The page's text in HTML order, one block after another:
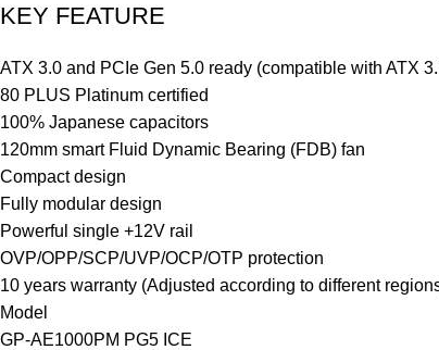
KEY FEATURE
ATX 3.0 and PCIe Gen 5.0 ready (compatible with ATX
80 PLUS Platinum certified
100% Japanese capacitors
120mm smart Fluid Dynamic Bearing (FDB) fan
Compact design
Fully modular design
Powerful single +12V rail
OVP/OPP/SCP/UVP/OCP/OTP protection
10 years warranty (Adjusted according to different
Model
GP-AE1000PM PG5 ICE